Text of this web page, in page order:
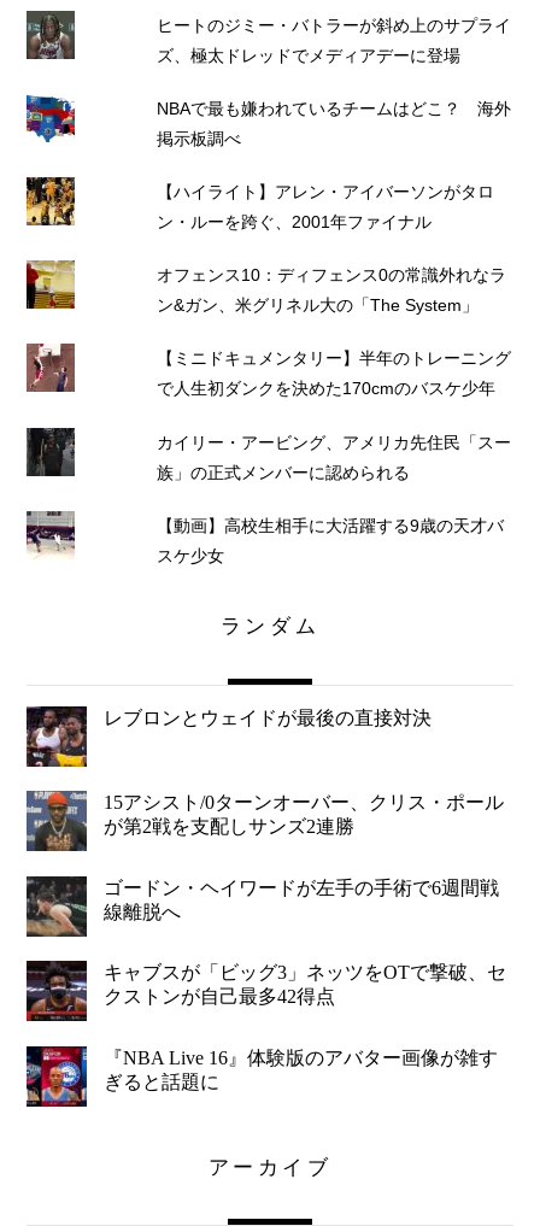
ヒートのジミー・バトラーが斜め上のサプライ
ズ、極太ドレッドでメディアデーに登場
NBAで最も嫌われているチームはどこ？ 海外
掲示板調べ
【ハイライト】アレン・アイバーソンがタロ
ン・ルーを跨ぐ、2001年ファイナル
オフェンス10：ディフェンス0の常識外れなラ
ン&ガン、米グリネル大の「The System」
【ミニドキュメンタリー】半年のトレーニング
で人生初ダンクを決めた170cmのバスケ少年
カイリー・アービング、アメリカ先住民「スー
族」の正式メンバーに認められる
【動画】高校生相手に大活躍する9歳の天才バ
スケ少女
ランダム
レブロンとウェイドが最後の直接対決
15アシスト/0ターンオーバー、クリス・ポール
が第2戦を支配しサンズ2連勝
ゴードン・ヘイワードが左手の手術で6週間戦
線離脱へ
キャブスが「ビッグ3」ネッツをOTで撃破、セ
クストンが自己最多42得点
『NBA Live 16』体験版のアバター画像が雑す
ぎると話題に
アーカイブ